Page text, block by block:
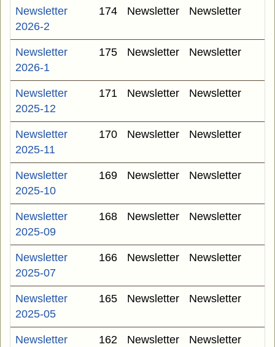
Newsletter
2026-2
174 Newsletter Newsletter
Newsletter
2026-1
175 Newsletter Newsletter
Newsletter
2025-12
171 Newsletter Newsletter
Newsletter
2025-11
170 Newsletter Newsletter
Newsletter
2025-10
169 Newsletter Newsletter
Newsletter
2025-09
168 Newsletter Newsletter
Newsletter
2025-07
166 Newsletter Newsletter
Newsletter
2025-05
165 Newsletter Newsletter
Newsletter 162 Newsletter Newsletter